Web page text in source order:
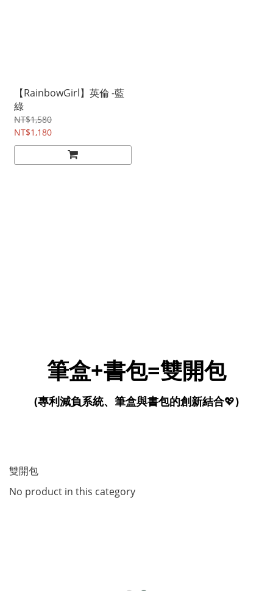
【RainbowGirl】英倫 -藍
綠
NT$1,580
NT$1,180
筆盒+書包=雙開包
(專利減負系統、筆盒與書包的創新結合💖)
雙開包
No product in this category